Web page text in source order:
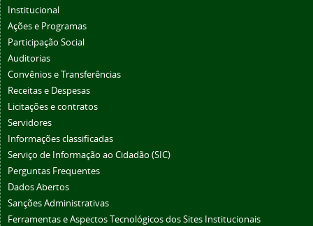
Institucional
Ações e Programas
Participação Social
Auditorias
Convênios e Transferências
Receitas e Despesas
Licitações e contratos
Servidores
Informações classificadas
Serviço de Informação ao Cidadão (SIC)
Perguntas Frequentes
Dados Abertos
Sanções Administrativas
Ferramentas e Aspectos Tecnológicos dos Sites Institucionais